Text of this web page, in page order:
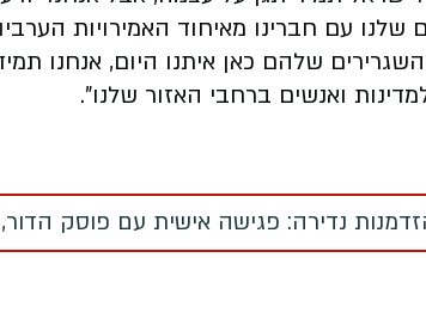
עם חברינו מאיחוד האמירויות
שלהם כאן איתנו היום, אנחנו
ואנשים ברחבי האזור שלנו".
נדירה: פגישה אישית עם פוסק